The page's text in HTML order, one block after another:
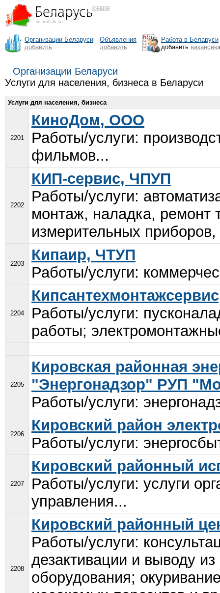
Организации Беларуси
добавить
Объявления
добавить
Работа в Беларуси
добавить вакансию
Организации Беларуси
Услуги для населения, бизнеса в Беларуси
Услуги для населения, бизнеса
2201
КиноДом, ООО
Работы/услуги:
фильмов...
2202
КИП-сервис, ЧПУП
Работы/услуги:
монтаж, наладка, ремонт
измерительных
2203
Кипаир, ЧТУП
Работы/услуги:
2204
Работы/услуги:
работы;
2205
Кировская районная
"Энергонадзор" РУП
Работы/услуги:
2206
Кировский район
Работы/услуги:
2207
Кировский районный
Работы/услуги: услуги
управления...
2208
Кировский районный
Работы/услуги:
дезактивации и выводу
оборудования;